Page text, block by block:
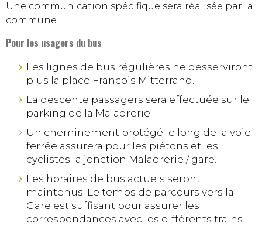
Une communication spécifique sera réalisée par la
commune.
Pour les usagers du bus
Les lignes de bus régulières ne desserviront
plus la place François Mitterrand.
La descente passagers sera effectuée sur le
parking de la Maladrerie.
Un cheminement protégé le long de la voie
ferrée assurera pour les piétons et les
cyclistes la jonction Maladrerie / gare.
Les horaires de bus actuels seront
maintenus. Le temps de parcours vers la
Gare est suffisant pour assurer les
correspondances avec les différents trains.